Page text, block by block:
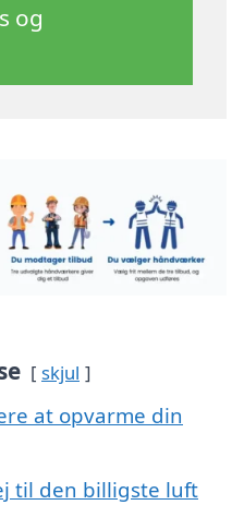
og
skjul
at opvarme din
til den billigste luft